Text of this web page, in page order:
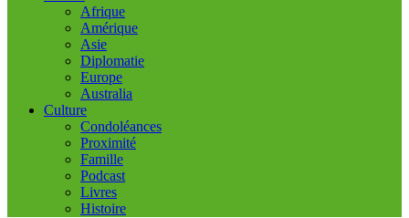
Afrique
Amérique
Asie
Diplomatie
Europe
Australia
Culture
Condoléances
Proximité
Famille
Podcast
Livres
Histoire